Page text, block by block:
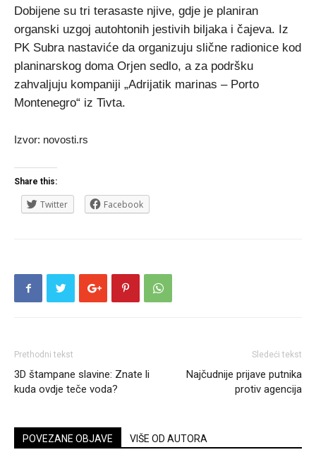
Dobijene su tri terasaste njive, gdje je planiran
organski uzgoj autohtonih jestivih biljaka i čajeva. Iz
PK Subra nastaviće da organizuju slične radionice kod
planinarskog doma Orjen sedlo, a za podršku
zahvaljuju kompaniji „Adrijatik marinas – Porto
Montenegro“ iz Tivta.
Izvor: novosti.rs
Share this:
Twitter Facebook
Prethodni tekst
3D štampane slavine: Znate li
kuda ovdje teče voda?
Sledeći tekst
Najčudnije prijave putnika
protiv agencija
POVEZANE OBJAVE VIŠE OD AUTORA